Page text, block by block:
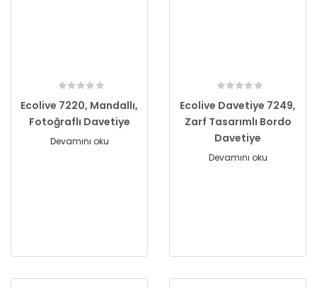
Ecolive 7220, Mandallı,
Fotoğraflı Davetiye
Devamını oku
Ecolive Davetiye 7249,
Zarf Tasarımlı Bordo
Davetiye
Devamını oku